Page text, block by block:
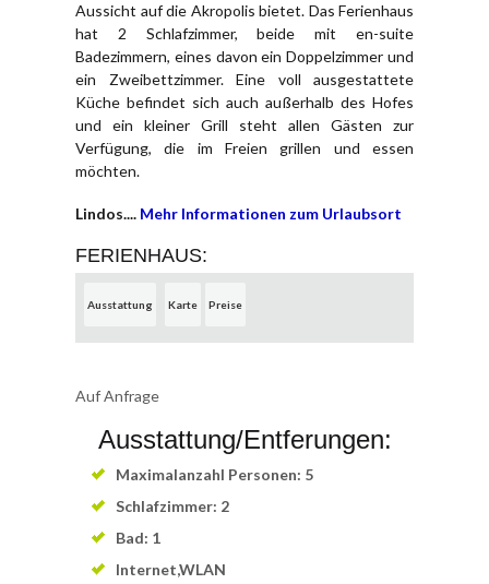
Aussicht auf die Akropolis bietet. Das Ferienhaus
hat 2 Schlafzimmer, beide mit en-suite
Badezimmern, eines davon ein Doppelzimmer und
ein Zweibettzimmer. Eine voll ausgestattete
Küche befindet sich auch außerhalb des Hofes
und ein kleiner Grill steht allen Gästen zur
Verfügung, die im Freien grillen und essen
möchten.
Lindos.... Mehr Informationen zum Urlaubsort
FERIENHAUS:
Ausstattung Karte Preise
Auf Anfrage
Ausstattung/Entferungen:
Maximalanzahl Personen: 5
Schlafzimmer: 2
Bad: 1
Internet,WLAN